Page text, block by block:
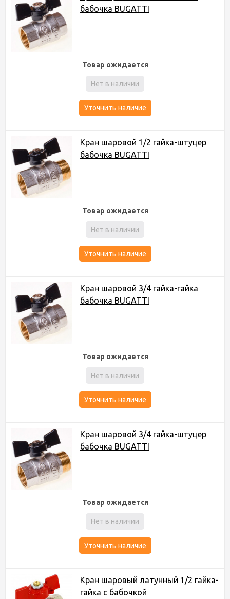
бабочка BUGATTI
Товар ожидается
Нет в наличии
Уточнить наличие
Кран шаровой 1/2 гайка-штуцер
бабочка BUGATTI
Товар ожидается
Нет в наличии
Уточнить наличие
Кран шаровой 3/4 гайка-гайка
бабочка BUGATTI
Товар ожидается
Нет в наличии
Уточнить наличие
Кран шаровой 3/4 гайка-штуцер
бабочка BUGATTI
Товар ожидается
Нет в наличии
Уточнить наличие
Кран шаровый латунный 1/2 гайка-
гайка с бабочкой